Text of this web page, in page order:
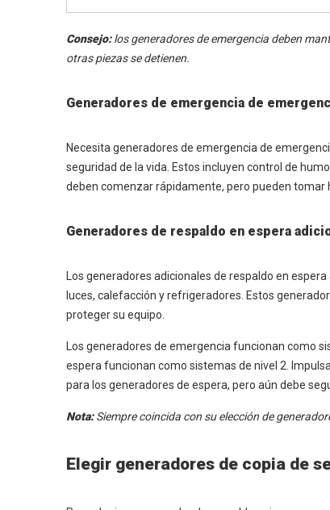
Consejo:los generadores de emergencia deben
otras piezas se detienen.
Generadores de emergencia de
Necesita generadores de emergencia de
seguridad de la vida. Estos incluyen control de
deben comenzar rápidamente, pero pueden tomar
Generadores de respaldo en espera
Los generadores adicionales de respaldo en
luces, calefacción y refrigeradores. Estos
proteger su equipo.
Los generadores de emergencia funcionan como
espera funcionan como sistemas de nivel 2.
para los generadores de espera, pero aún debe
Nota:Siempre coincida con su elección de
Elegir generadores de copia de